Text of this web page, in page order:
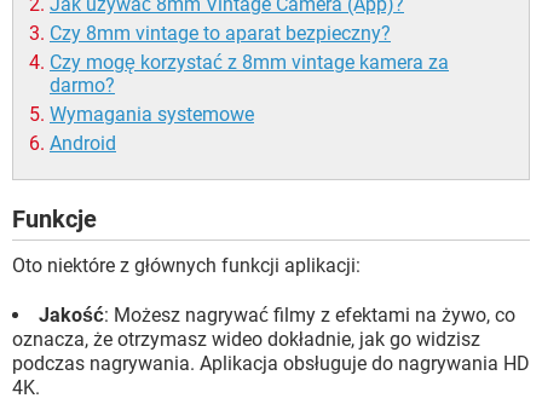
Czy 8mm vintage to aparat bezpieczny?
Czy mogę korzystać z 8mm vintage kamera za
darmo?
Wymagania systemowe
Android
Funkcje
Oto niektóre z głównych funkcji aplikacji:
Jakość: Możesz nagrywać filmy z efektami na żywo, co
oznacza, że ​​otrzymasz wideo dokładnie, jak go widzisz
podczas nagrywania. Aplikacja obsługuje do nagrywania HD
4K.